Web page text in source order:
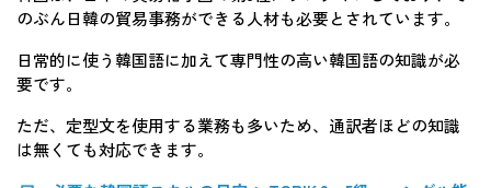
のぶん日韓の貿易事務ができる人材も必要とされています。
日常的に使う韓国語に加えて専門性の高い韓国語の知識が必
要です。
ただ、定型文を使用する業務も多いため、通訳者ほどの知識
は無くても対応できます。